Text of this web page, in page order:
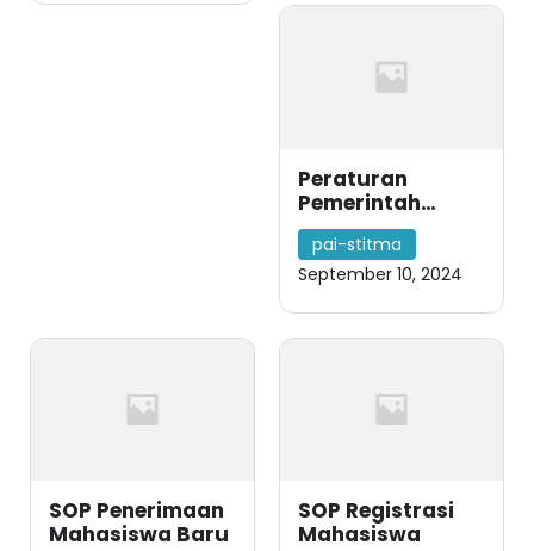
Peraturan
Pemerintah
Nomor 4 Tahun
2014 tentang
Penyelenggaraan
Tinggi dan
Pengelolaan
pai-stitma
September 10, 2024
SOP Penerimaan
Mahasiswa Baru
SOP Registrasi
Mahasiswa